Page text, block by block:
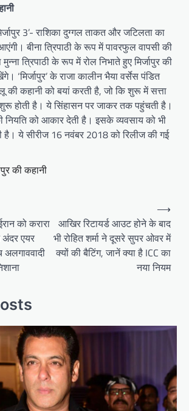
3’- राशिका दुग्गल ताकत और जटिलता का
बीना त्रिपाठी के रूप में पावरफुल वापसी की
त्रिपाठी के रूप में रोल निभाते हुए मिर्जापुर की
‘मिर्जापुर’ के राजा कालीन भैया वर्सेस पंडित
कहानी को बयां करती है, जो कि शुरू में सत्ता
होती है। ये सिंहासन पर जाकर तक पहुंचती है।
को आकार देती है। इसके व्यवसाय को भी
है। ये सीरीज 16 नवंबर 2018 को रिलीज की गई
की कहानी
को करारा
अंदर एयर
आखिर रिटायर्ड आउट होने के बाद
भी रोहित शर्मा ने दूसरे सुपर ओवर में
क्यों की बैटिंग, जानें क्या है ICC का
नया नियम
⟶